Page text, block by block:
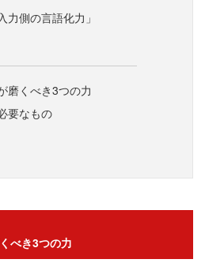
側の言語化力」
磨くべき3つの力
要なもの
べき3つの力